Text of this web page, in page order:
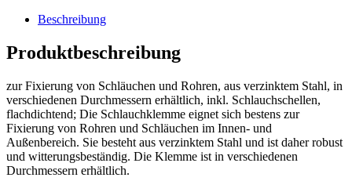
Beschreibung
Produktbeschreibung
zur Fixierung von Schläuchen und Rohren, aus verzinktem Stahl, in
verschiedenen Durchmessern erhältlich, inkl. Schlauchschellen,
flachdichtend; Die Schlauchklemme eignet sich bestens zur
Fixierung von Rohren und Schläuchen im Innen- und
Außenbereich. Sie besteht aus verzinktem Stahl und ist daher robust
und witterungsbeständig. Die Klemme ist in verschiedenen
Durchmessern erhältlich.